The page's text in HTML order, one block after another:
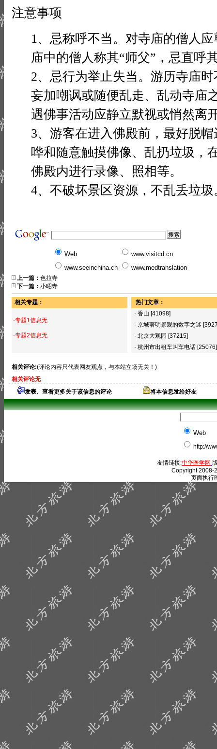
注意事项
1、忌称呼不当。对寺庙的僧人
庙中的僧人称其“师父”，忌直呼
2、忌行为举止失当。游历寺庙
妄加嘲讽或随便乱走、乱动寺庙
遇佛事活动应静立默视或悄然离
3、游客在进入佛殿前，最好脱
哗和随意触摸佛像、乱扔垃圾，
佛殿内进行录像、照相等。
4、不破坏景区资源，不乱丢垃圾
Web
www.visitcd.cn
www.seeinchina.cn
www.medtranslation
上一篇： 色拉寺
下一篇： 小昭寺
相关专题：
·专题1信息无
·专题2信息无
热门文章：
· 香山 [41098]
· 京城著明景观的数字之迷
· 北京大观园 [37215]
· 杭州市出租车叫车电话 [25076]
相关评论:(评论内容只代表网友观点，与本站立场无关！)
相关评论无
发表、查看更多关于该信息的评论
将本信息发给好友
Web
http://
友情链接:中华医学网
Copyright 2008-
页面执行